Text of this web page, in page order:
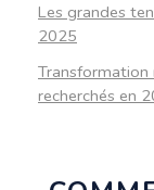
Les grandes
2025
Transformation
recherchés en